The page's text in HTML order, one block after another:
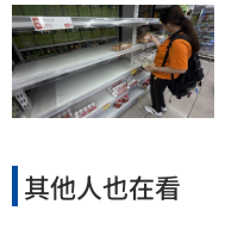
其他人也在看